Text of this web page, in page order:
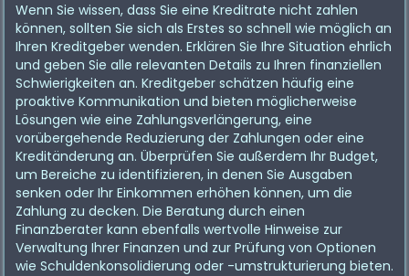
Wenn Sie wissen, dass Sie eine Kreditrate nicht zahlen
können, sollten Sie sich als Erstes so schnell wie möglich an
Ihren Kreditgeber wenden. Erklären Sie Ihre Situation ehrlich
und geben Sie alle relevanten Details zu Ihren finanziellen
Schwierigkeiten an. Kreditgeber schätzen häufig eine
proaktive Kommunikation und bieten möglicherweise
Lösungen wie eine Zahlungsverlängerung, eine
vorübergehende Reduzierung der Zahlungen oder eine
Kreditänderung an. Überprüfen Sie außerdem Ihr Budget,
um Bereiche zu identifizieren, in denen Sie Ausgaben
senken oder Ihr Einkommen erhöhen können, um die
Zahlung zu decken. Die Beratung durch einen
Finanzberater kann ebenfalls wertvolle Hinweise zur
Verwaltung Ihrer Finanzen und zur Prüfung von Optionen
wie Schuldenkonsolidierung oder -umstrukturierung bieten.